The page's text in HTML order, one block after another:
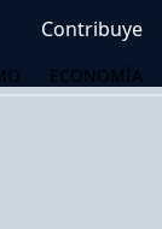
Contribuye
ECONOMÍA